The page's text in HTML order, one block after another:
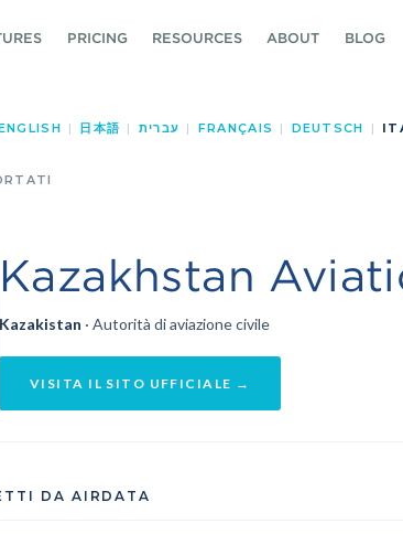
PRICING RESOURCES ABOUT BLOG
| 日本語 | עברית | FRANÇAIS | DEUTSCH |
Kazakhstan
Kazakistan · Autorità di aviazione civile
VISITA IL SITO UFFICIALE →
DA AIRDATA